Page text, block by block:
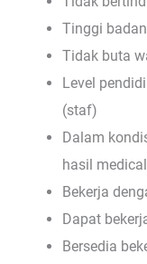
Tinggi
Tidak buta
Level
(staf)
Dalam
hasil
Bekerja
Dapat
Bersedia